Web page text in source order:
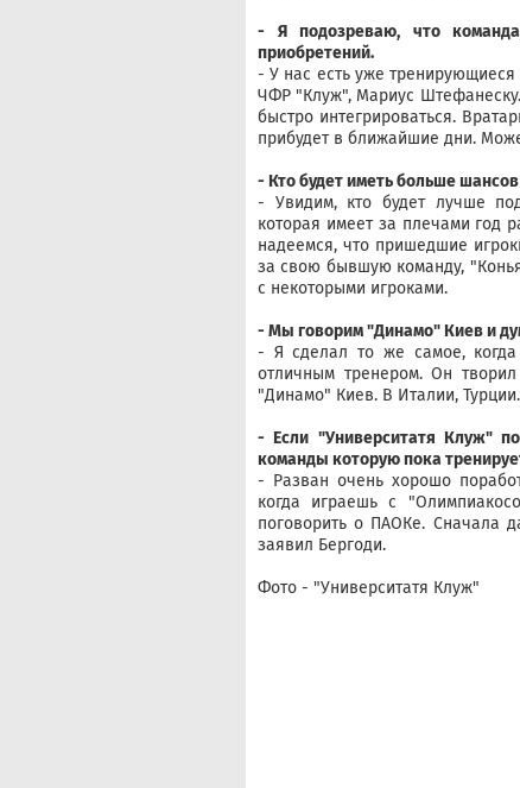
- Я подозреваю, что
приобретений.
- У нас есть уже
ЧФР "Клуж", Мариус
быстро интегрироваться.
прибудет в ближайшие дни.
- Кто будет иметь больше
- Увидим, кто будет лучше
которая имеет за плечами год
надеемся, что пришедшие
за свою бывшую команду,
с некоторыми игроками.
- Мы говорим "Динамо" Киев и
- Я сделал то же самое,
отличным тренером. Он
"Динамо" Киев. В Италии,
- Если "Университатя Клуж"
команды которую пока
- Разван очень хорошо
когда играешь с
поговорить о ПАОКе. Сначала
заявил Бергоди.
Фото - "Университатя Клуж"